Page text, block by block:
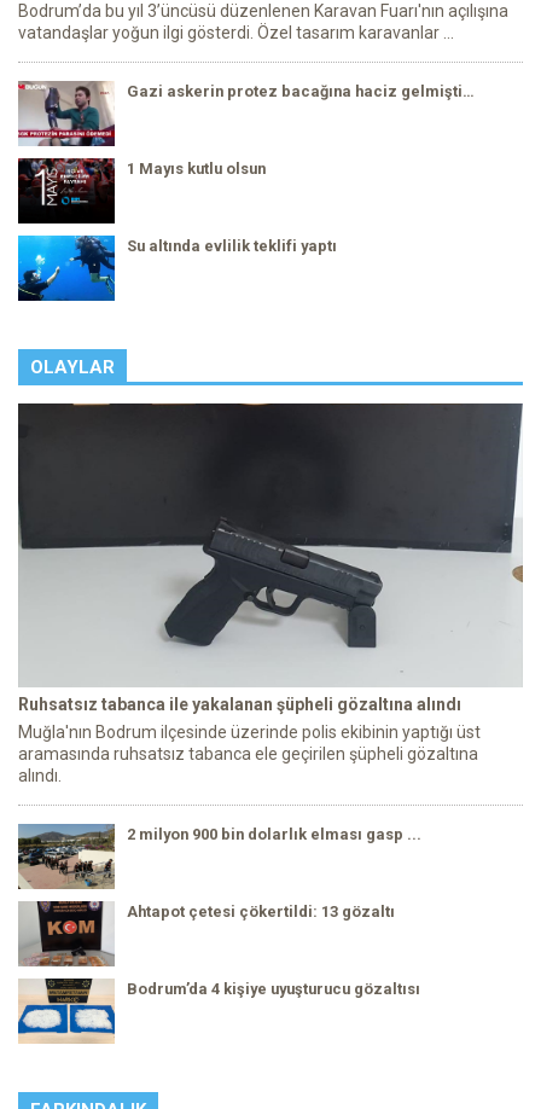
Bodrum’da bu yıl 3’üncüsü düzenlenen Karavan Fuarı'nın açılışına
vatandaşlar yoğun ilgi gösterdi. Özel tasarım karavanlar ...
Gazi askerin protez bacağına haciz gelmişti…
1 Mayıs kutlu olsun
Su altında evlilik teklifi yaptı
OLAYLAR
Ruhsatsız tabanca ile yakalanan şüpheli gözaltına alındı
Muğla'nın Bodrum ilçesinde üzerinde polis ekibinin yaptığı üst
aramasında ruhsatsız tabanca ele geçirilen şüpheli gözaltına
alındı.
2 milyon 900 bin dolarlık elması gasp ...
Ahtapot çetesi çökertildi: 13 gözaltı
Bodrum’da 4 kişiye uyuşturucu gözaltısı